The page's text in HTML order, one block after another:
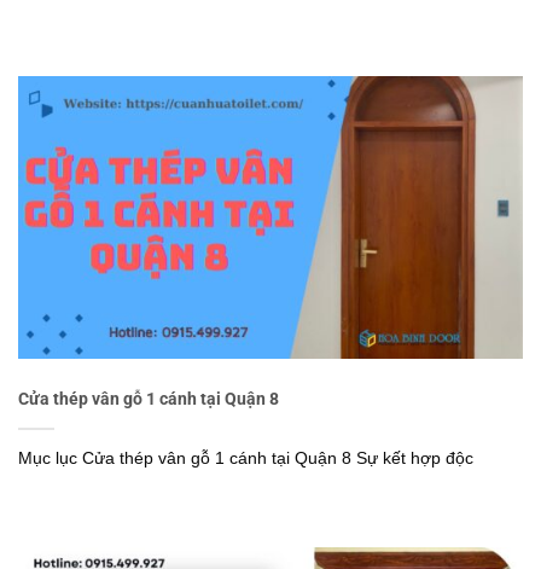
Cửa thép vân gỗ 1 cánh tại Quận 8
Mục lục Cửa thép vân gỗ 1 cánh tại Quận 8 Sự kết hợp độc